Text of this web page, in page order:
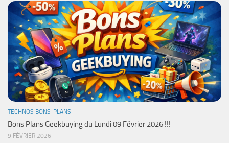
TECHNOS BONS-PLANS
Bons Plans Geekbuying du Lundi 09 Février 2026 !!!
9 FÉVRIER 2026